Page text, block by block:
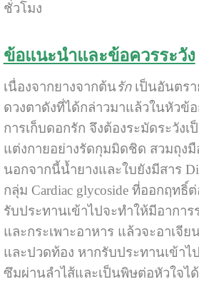
ชั่วโมง
ข้อแนะนำและข้อควรระวัง
เนื่องจากยางจากต้นรัก เป็นอันตร
ดวงตาดังที่ได้กล่าวมาแล้วในหัว
การเก็บดอกรัก จึงต้องระมัดระวังเ
แต่งกายอย่างรัดกุมมิดชิด สวมถุง
นอกจากนี้น้ำยางและใบยังมีสาร
กลุ่ม Cardiac glycoside ที่ออกฤทธิ์
รับประทานเข้าไปจะทำให้มีอาการ
และกระเพาะอาหาร แล้วจะอาเจี
และปวดท้อง หากรับประทานเข้า
ซึมผ่านลำไส้และเป็นพิษต่อหัวใจได้